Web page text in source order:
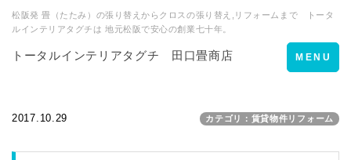
松阪発 畳（たたみ）の張り替えからクロスの張り替え,リフォームまで トータ
ルインテリアタグチは 地元松阪で安心の創業七十年。
トータルインテリアタグチ 田口畳商店
Toggle
navigation
MENU
2017.10.29 カテゴリ：賃貸物件リフォーム